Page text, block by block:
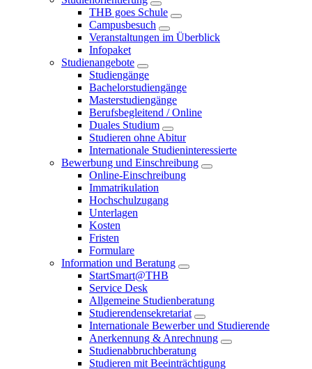
THB goes Schule
Campusbesuch
Veranstaltungen im Überblick
Infopaket
Studienangebote
Studiengänge
Bachelorstudiengänge
Masterstudiengänge
Berufsbegleitend / Online
Duales Studium
Studieren ohne Abitur
Internationale Studieninteressierte
Bewerbung und Einschreibung
Online-Einschreibung
Immatrikulation
Hochschulzugang
Unterlagen
Kosten
Fristen
Formulare
Information und Beratung
StartSmart@THB
Service Desk
Allgemeine Studienberatung
Studierendensekretariat
Internationale Bewerber und Studierende
Anerkennung & Anrechnung
Studienabbruchberatung
Studieren mit Beeinträchtigung